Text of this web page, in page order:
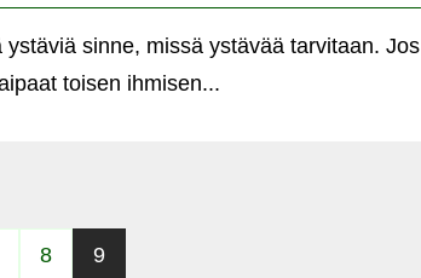
ystäviä sinne, missä ystävää tarvitaan. Jos
toisen ihmisen...
8 9